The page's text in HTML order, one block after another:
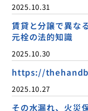
2025.10.31
賃貸と分譲で異な
元栓の法的知識
2025.10.30
https://
2025.10.27
その水漏れ、火災